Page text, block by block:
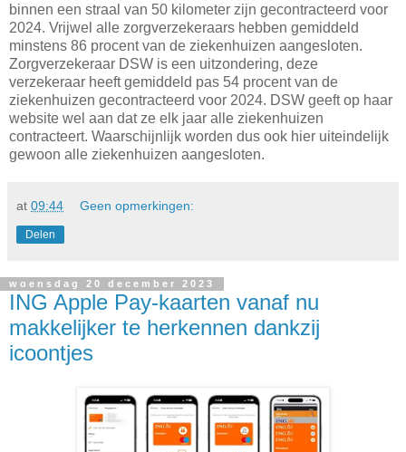
binnen een straal van 50 kilometer zijn gecontracteerd voor
2024. Vrijwel alle zorgverzekeraars hebben gemiddeld
minstens 86 procent van de ziekenhuizen aangesloten.
Zorgverzekeraar DSW is een uitzondering, deze
verzekeraar heeft gemiddeld pas 54 procent van de
ziekenhuizen gecontracteerd voor 2024. DSW geeft op haar
website wel aan dat ze elk jaar alle ziekenhuizen
contracteert. Waarschijnlijk worden dus ook hier uiteindelijk
gewoon alle ziekenhuizen aangesloten.
at 09:44 Geen opmerkingen:
Delen
woensdag 20 december 2023
ING Apple Pay-kaarten vanaf nu
makkelijker te herkennen dankzij
icoontjes